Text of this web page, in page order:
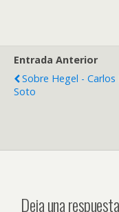
Entrada Anterior
Sobre Hegel - Carlos
Soto
Deja una respuesta